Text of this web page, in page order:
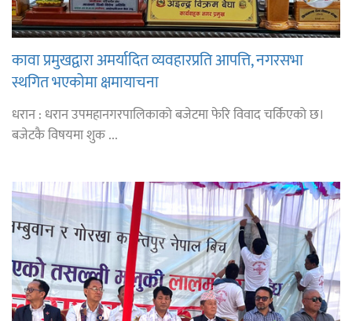
कावा प्रमुखद्वारा अमर्यादित व्यवहारप्रति आपत्ति, नगरसभा
स्थगित भएकोमा क्षमायाचना
धरान : धरान उपमहानगरपालिकाको बजेटमा फेरि विवाद चर्किएको छ।
बजेटकै विषयमा शुक ...